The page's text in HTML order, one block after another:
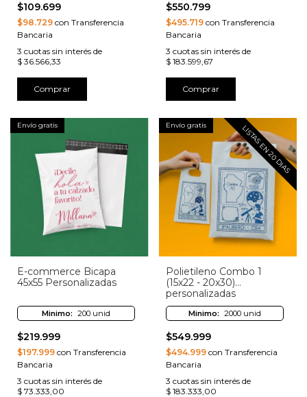
$109.699
$98.729 con Transferencia
Bancaria
3 cuotas sin interés de
$ 36.566,33
Comprar
$550.799
$495.719con Transferencia
Bancaria
3 cuotas sin interés de
$ 183.599,67
Comprar
Envío gratis
E-commerce Bicapa
45x55 Personalizadas
Minimo: 200 unid
$219.999
$197.999 con Transferencia
Bancaria
3 cuotas sin interés de
$ 73.333,00
Envío gratis LISTAS EN 20 DIAS
Polietileno Combo 1
(15x22 - 20x30)
personalizadas
Minimo: 2000 unid
$549.999
$494.999con Transferencia
Bancaria
3 cuotas sin interés de
$ 183.333,00